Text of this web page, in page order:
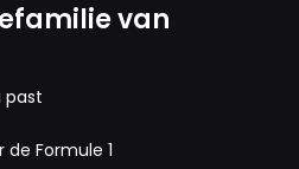
van
past
Formule 1